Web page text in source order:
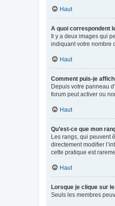
Haut
A quoi correspondent
Il y a deux images qui
indiquant votre nombre
Haut
Comment puis-je
Depuis votre panneau
forum peut activer ou
Haut
Qu’est-ce que mon
Les rangs, qui peuvent
directement modifier
cette pratique est
Haut
Lorsque je clique sur
Seuls les membres